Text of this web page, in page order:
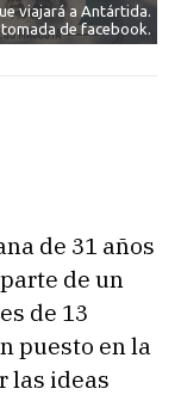
viajará a Antártida.
de facebook.
de 31 años
de un
de 13
puesto en la
las ideas